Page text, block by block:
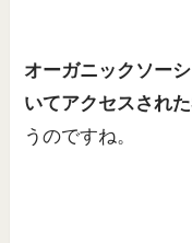
オーガニックソー
いてアクセスされ
うのですね。